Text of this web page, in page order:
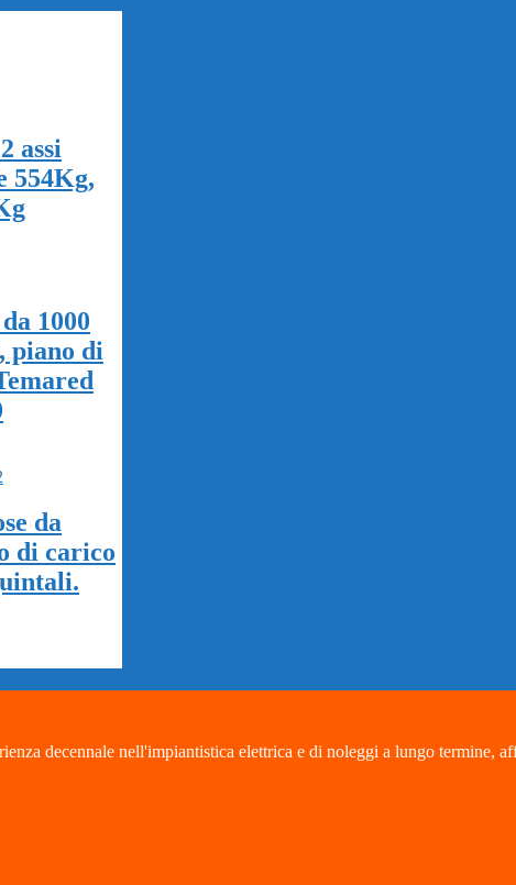
assi
554Kg,
1000
piano di
da
di carico
decennale nell'impiantistica elettrica e di noleggi a lungo termine,